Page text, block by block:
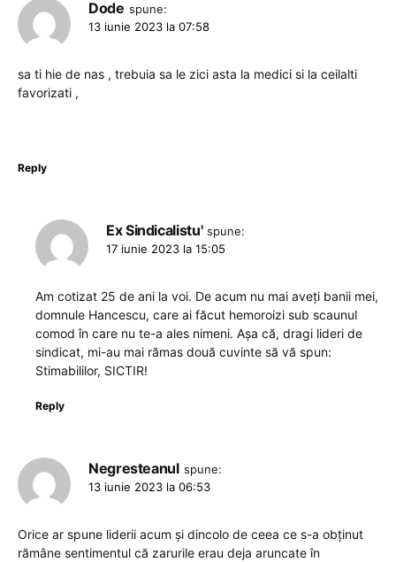
Dode spune:
13 iunie 2023 la 07:58
sa ti hie de nas , trebuia sa le zici asta la medici si la ceilalti
favorizati ,
Reply
Ex Sindicalistu' spune:
17 iunie 2023 la 15:05
Am cotizat 25 de ani la voi. De acum nu mai aveți banii mei,
domnule Hancescu, care ai făcut hemoroizi sub scaunul
comod în care nu te-a ales nimeni. Așa că, dragi lideri de
sindicat, mi-au mai rămas două cuvinte să vă spun:
Stimabililor, SICTIR!
Reply
Negresteanul spune:
13 iunie 2023 la 06:53
Orice ar spune liderii acum și dincolo de ceea ce s-a obținut
rămâne sentimentul că zarurile erau deja aruncate în